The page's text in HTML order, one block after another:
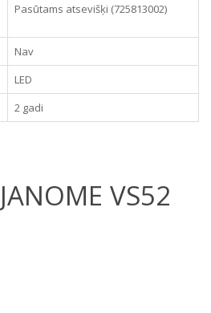
Pasūtams atsevišķi (725813002)
Nav
LED
2 gadi
VS52